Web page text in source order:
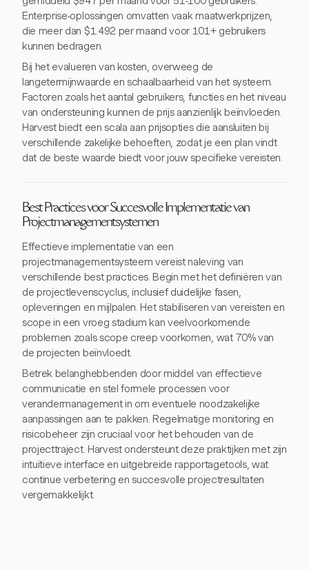
Enterprise-oplossingen omvatten vaak maatwerkprijzen,
die meer dan $1.492 per maand voor 101+ gebruikers
kunnen bedragen.
Bij het evalueren van kosten, overweeg de
langetermijnwaarde en schaalbaarheid van het systeem.
Factoren zoals het aantal gebruikers, functies en het niveau
van ondersteuning kunnen de prijs aanzienlijk beïnvloeden.
Harvest biedt een scala aan prijsopties die aansluiten bij
verschillende zakelijke behoeften, zodat je een plan vindt
dat de beste waarde biedt voor jouw specifieke vereisten.
Best Practices voor Succesvolle Implementatie van
Projectmanagementsystemen
Effectieve implementatie van een
projectmanagementsysteem vereist naleving van
verschillende best practices. Begin met het definiëren van
de projectlevenscyclus, inclusief duidelijke fasen,
opleveringen en mijlpalen. Het stabiliseren van vereisten en
scope in een vroeg stadium kan veelvoorkomende
problemen zoals scope creep voorkomen, wat 70% van
de projecten beïnvloedt.
Betrek belanghebbenden door middel van effectieve
communicatie en stel formele processen voor
verandermanagement in om eventuele noodzakelijke
aanpassingen aan te pakken. Regelmatige monitoring en
risicobeheer zijn cruciaal voor het behouden van de
projecttraject. Harvest ondersteunt deze praktijken met zijn
intuïtieve interface en uitgebreide rapportagetools, wat
continue verbetering en succesvolle projectresultaten
vergemakkelijkt.